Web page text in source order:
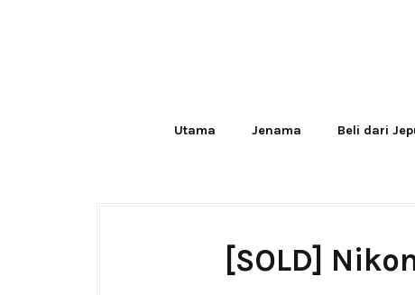
Utama Jenama Beli dari
[SOLD]